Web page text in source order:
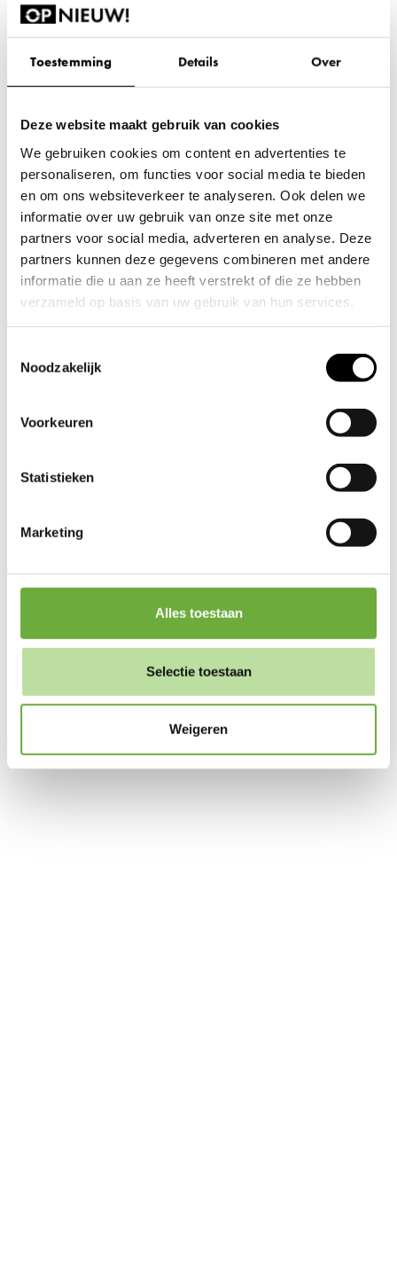
Toestemming Details Over
Deze website maakt gebruik van cookies
We gebruiken cookies om content en advertenties te
personaliseren, om functies voor social media te bieden
en om ons websiteverkeer te analyseren. Ook delen we
informatie over uw gebruik van onze site met onze
partners voor social media, adverteren en analyse. Deze
partners kunnen deze gegevens combineren met andere
informatie die u aan ze heeft verstrekt of die ze hebben
verzameld op basis van uw gebruik van hun services.
Door op ‘Alles toestaan’ te klikken, ga je akkoord met het
. Je kunt je toestemming op elk
moment wijzigen of intrekken door middel van de
die uw gegevens
Noodzakelijk
Voorkeuren
Statistieken
Marketing
Alles toestaan
Selectie toestaan
Weigeren
werkgelegenheid en een circulaire economie. Samen zorgen
we voor een duurzame toekomst, zonder in te leveren op stijl en
comfort.
ervaar hoe duurzaamheid en design samenkomen in één
product. Bekijk onze collectie of neem directcontactmet ons op.
Conditie
Nieuw circulair (4)
Filter op merk
OPNIEUW! (4)